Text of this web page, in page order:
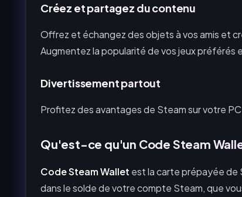
Créez et partagez du contenu
Offrez et échangez des objets à vos amis et
Augmentez la popularité de vos jeux préférés
Divertissement partout
Profitez des avantages de Steam sur votre
Qu'est-ce qu'un Code Steam
Code Steam Wallet est la carte prépayée de
dans le solde de votre compte Steam, que